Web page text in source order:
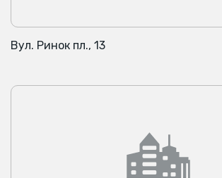
Вул. Ринок пл., 13